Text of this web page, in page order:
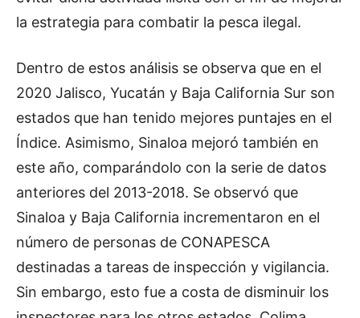
la estrategia para combatir la pesca ilegal.
Dentro de estos análisis se observa que en el
2020 Jalisco, Yucatán y Baja California Sur son
estados que han tenido mejores puntajes en el
Índice. Asimismo, Sinaloa mejoró también en
este año, comparándolo con la serie de datos
anteriores del 2013-2018. Se observó que
Sinaloa y Baja California incrementaron en el
número de personas de CONAPESCA
destinadas a tareas de inspección y vigilancia.
Sin embargo, esto fue a costa de disminuir los